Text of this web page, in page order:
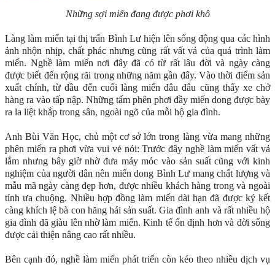
Những sợi miến đang được phơi khô
Làng làm miến tại thị trấn Bình Lư hiện lên sống động qua các hình
ảnh nhộn nhịp, chất phác nhưng cũng rất vất vả của quá trình làm
miến. Nghề làm miến nơi đây đã có từ rất lâu đời và ngày càng
được biết đến rộng rãi trong những năm gần đây. Vào thời điểm sản
xuất chính, từ đầu đến cuối làng miến đâu đâu cũng thấy xe chở
hàng ra vào tấp nập. Những tấm phên phơi đầy miến dong được bày
ra la liệt khắp trong sân, ngoài ngõ của mỗi hộ gia đình.
Anh Bùi Văn Học, chủ một cơ sở lớn trong làng vừa mang những
phên miến ra phơi vừa vui vẻ nói: Trước đây nghề làm miến vất vả
lắm nhưng bây giờ nhờ đưa máy móc vào sản suất cũng với kinh
nghiệm của người dân nên miến dong Bình Lư mang chất lượng và
mẫu mã ngày càng đẹp hơn, được nhiều khách hàng trong và ngoài
tỉnh ưa chuộng. Nhiều hợp đồng làm miến dài hạn đã được ký kết
càng khích lệ bà con hăng hái sản suất. Gia đình anh và rất nhiều hộ
gia đình đã giàu lên nhờ làm miến. Kinh tế ổn định hơn và đời sống
được cải thiện nâng cao rất nhiều.
Bên cạnh đó, nghề làm miến phát triển còn kéo theo nhiều dịch vụ